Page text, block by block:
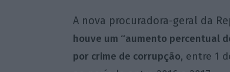
A nova procuradora-geral da
houve um “aumento percentual
por crime de corrupção, entre 1